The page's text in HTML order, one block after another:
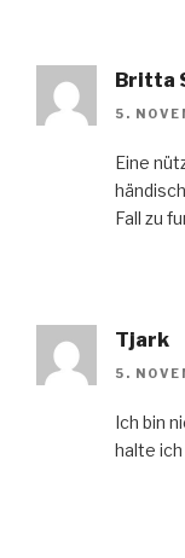
Britta
5.
Eine
Fall zu
Tjark
5.
Ich bin
halte